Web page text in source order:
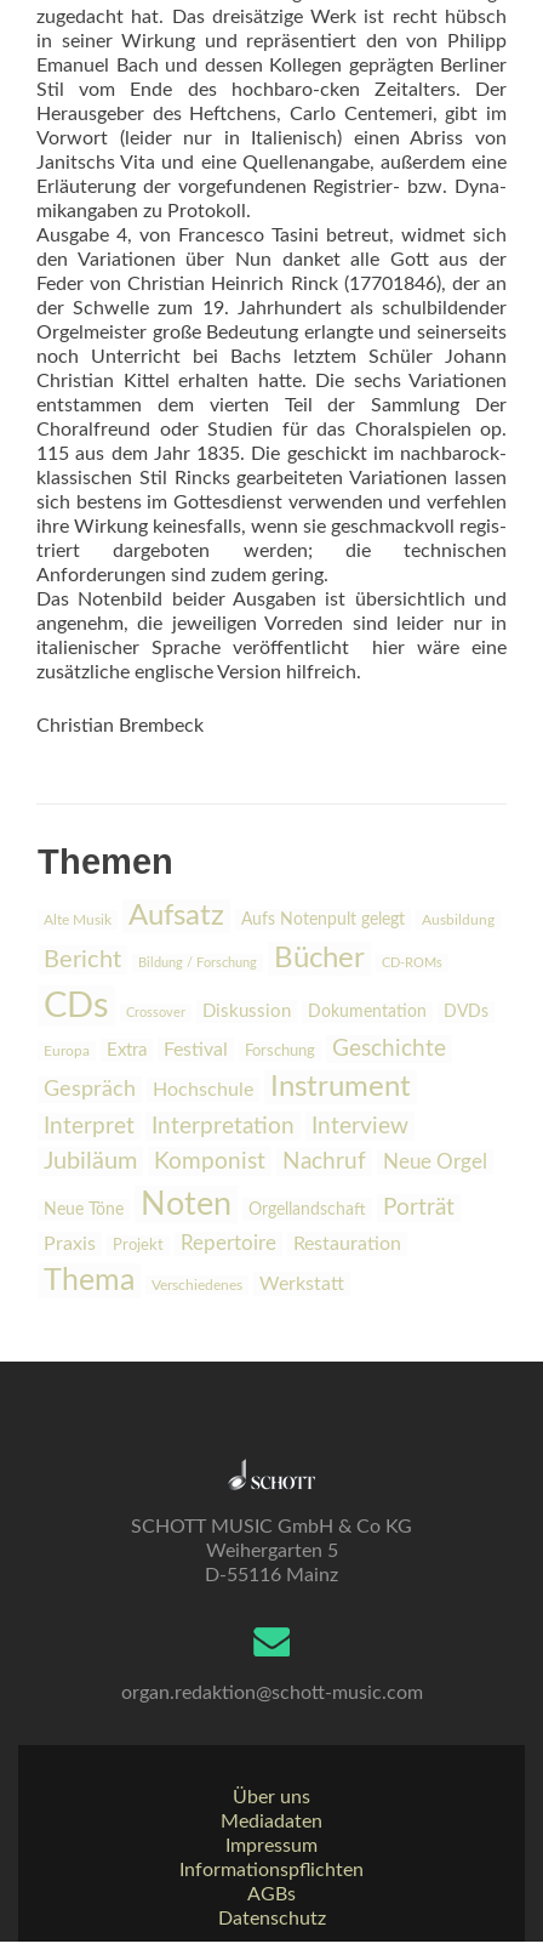
zugedacht hat. Das dreisätzige Werk ist recht hübsch
in seiner Wirkung und repräsentiert den von Philipp
Emanuel Bach und dessen Kollegen geprägten Berliner
Stil vom Ende des hochbaro-cken Zeitalters. Der
Heraus­geber des Heftchens, Carlo Centemeri, gibt im
Vorwort (leider nur in Italienisch) einen Abriss von
Janitschs Vita und eine Quellenangabe, außerdem eine
Erläuterung der vorgefundenen Registrier- bzw. Dyna­
mik­angaben zu Protokoll.
Ausgabe 4, von Francesco Tasini betreut, widmet sich
den Variationen über Nun danket alle Gott aus der
Feder von Christian Heinrich Rinck (17701846), der an
der Schwelle zum 19. Jahrhundert als schulbildender
Orgelmeister große Bedeutung erlangte und seinerseits
noch Unterricht bei Bachs letztem Schüler Johann
Christian Kittel erhalten hatte. Die sechs Variationen
entstammen dem vierten Teil der Sammlung Der
Choralfreund oder Studien für das Choralspielen op.
115 aus dem Jahr 1835. Die geschickt im nachbarock-
klassischen Stil Rincks gearbeiteten Variationen lassen
sich bestens im Gottesdienst verwenden und verfehlen
ihre Wirkung keinesfalls, wenn sie geschmackvoll regis­
triert dargeboten werden; die technischen
Anforderungen sind zudem gering.
Das Notenbild beider Ausgaben ist übersichtlich und
angenehm, die jeweiligen Vorreden sind leider nur in
italienischer Sprache veröffentlicht  hier wäre eine
zusätzliche englische Version hilfreich.
Christian Brembeck
Themen
Alte Musik Aufsatz Aufs Notenpult gelegt Ausbildung
Bericht Bildung / Forschung Bücher CD-ROMs
CDs Crossover Diskussion Dokumentation DVDs
Europa Extra Festival Forschung Geschichte
Gespräch Hochschule Instrument
Interpret Interpretation
Interview
Jubiläum
Komponist Nachruf Neue Orgel
Neue Töne Noten Orgellandschaft Porträt
Praxis Projekt Repertoire Restauration
Thema Verschiedenes Werkstatt
SCHOTT MUSIC GmbH & Co KG
Weihergarten 5
D-55116 Mainz
organ.redaktion@schott-music.com
Über uns
Mediadaten
Impressum
Informationspflichten
AGBs
Datenschutz